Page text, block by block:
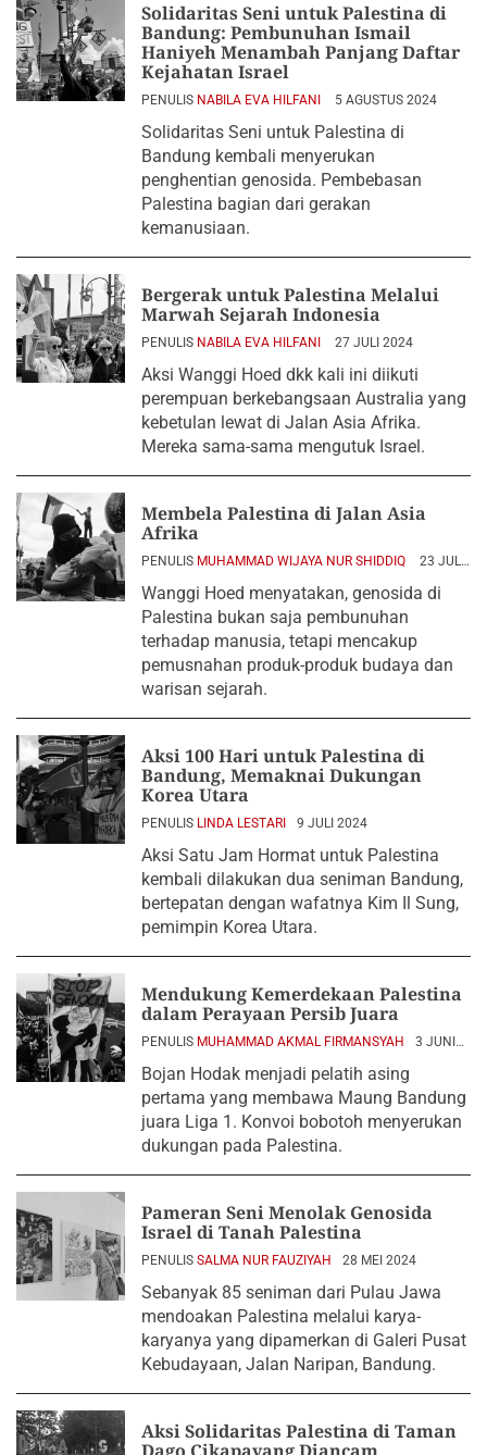
Solidaritas Seni untuk Palestina di
Bandung: Pembunuhan Ismail
Haniyeh Menambah Panjang Daftar
Kejahatan Israel
PENULIS NABILA EVA HILFANI 5 AGUSTUS 2024
Solidaritas Seni untuk Palestina di
Bandung kembali menyerukan
penghentian genosida. Pembebasan
Palestina bagian dari gerakan
kemanusiaan.
Bergerak untuk Palestina Melalui
Marwah Sejarah Indonesia
PENULIS NABILA EVA HILFANI 27 JULI 2024
Aksi Wanggi Hoed dkk kali ini diikuti
perempuan berkebangsaan Australia yang
kebetulan lewat di Jalan Asia Afrika.
Mereka sama-sama mengutuk Israel.
Membela Palestina di Jalan Asia
Afrika
PENULIS MUHAMMAD WIJAYA NUR SHIDDIQ
23 JULI
Wanggi Hoed menyatakan, genosida di
Palestina bukan saja pembunuhan
terhadap manusia, tetapi mencakup
pemusnahan produk-produk budaya dan
warisan sejarah.
Aksi 100 Hari untuk Palestina di
Bandung, Memaknai Dukungan
Korea Utara
PENULIS LINDA LESTARI 9 JULI 2024
Aksi Satu Jam Hormat untuk Palestina
kembali dilakukan dua seniman Bandung,
bertepatan dengan wafatnya Kim Il Sung,
pemimpin Korea Utara.
Mendukung Kemerdekaan Palestina
dalam Perayaan Persib Juara
PENULIS MUHAMMAD AKMAL FIRMANSYAH
3 JUNI
Bojan Hodak menjadi pelatih asing
pertama yang membawa Maung Bandung
juara Liga 1. Konvoi bobotoh menyerukan
dukungan pada Palestina.
Pameran Seni Menolak Genosida
Israel di Tanah Palestina
PENULIS SALMA NUR FAUZIYAH 28 MEI 2024
Sebanyak 85 seniman dari Pulau Jawa
mendoakan Palestina melalui karya-
karyanya yang dipamerkan di Galeri Pusat
Kebudayaan, Jalan Naripan, Bandung.
Aksi Solidaritas Palestina di Taman